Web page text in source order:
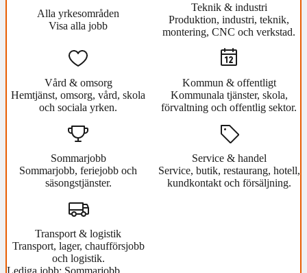
Alla yrkesområden
Visa alla jobb
Teknik & industri
Produktion, industri, teknik,
montering, CNC och verkstad.
Vård & omsorg
Hemtjänst, omsorg, vård, skola
och sociala yrken.
Kommun & offentligt
Kommunala tjänster, skola,
förvaltning och offentlig sektor.
Sommarjobb
Sommarjobb, feriejobb och
säsongstjänster.
Service & handel
Service, butik, restaurang, hotell,
kundkontakt och försäljning.
Transport & logistik
Transport, lager, chaufförsjobb
och logistik.
Lediga jobb: Sommarjobb